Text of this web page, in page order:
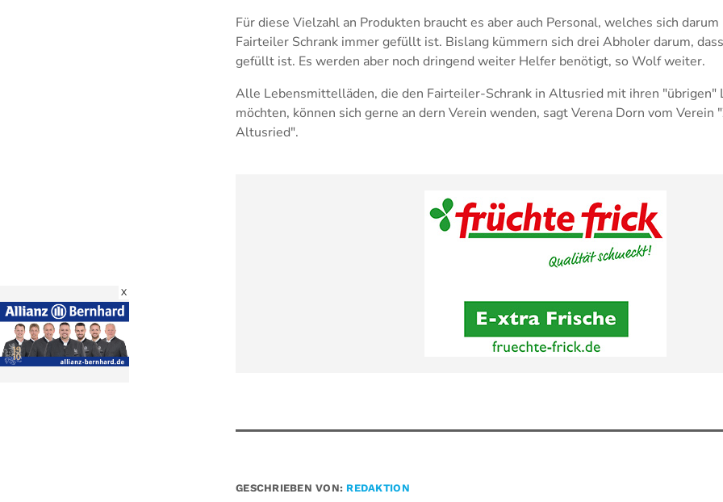
Für diese Vielzahl an Produkten braucht es aber auch Personal, welches sich
Fairteiler Schrank immer gefüllt ist. Bislang kümmern sich drei Abholer darum,
gefüllt ist. Es werden aber noch dringend weiter Helfer benötigt, so Wolf weiter.
Alle Lebensmittelläden, die den Fairteiler-Schrank in Altusried mit ihren
möchten, können sich gerne an dern Verein wenden, sagt Verena Dorn vom Verein
Altusried".
GESCHRIEBEN VON: REDAKTION
X